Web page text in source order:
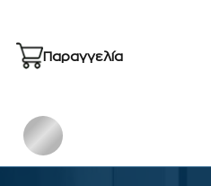
Παραγγελία